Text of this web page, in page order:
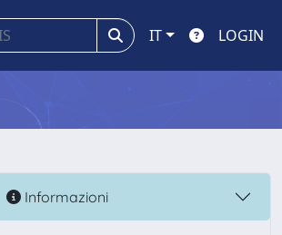
IT LOGIN
Informazioni